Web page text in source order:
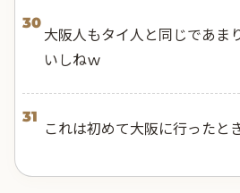
30
大阪人もタイ人と同じであま
いしねｗ
31
これは初めて大阪に行ったと